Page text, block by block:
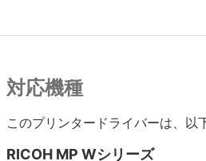
対応機種
このプリンタードライバーは、以
RICOH MP Wシリーズ